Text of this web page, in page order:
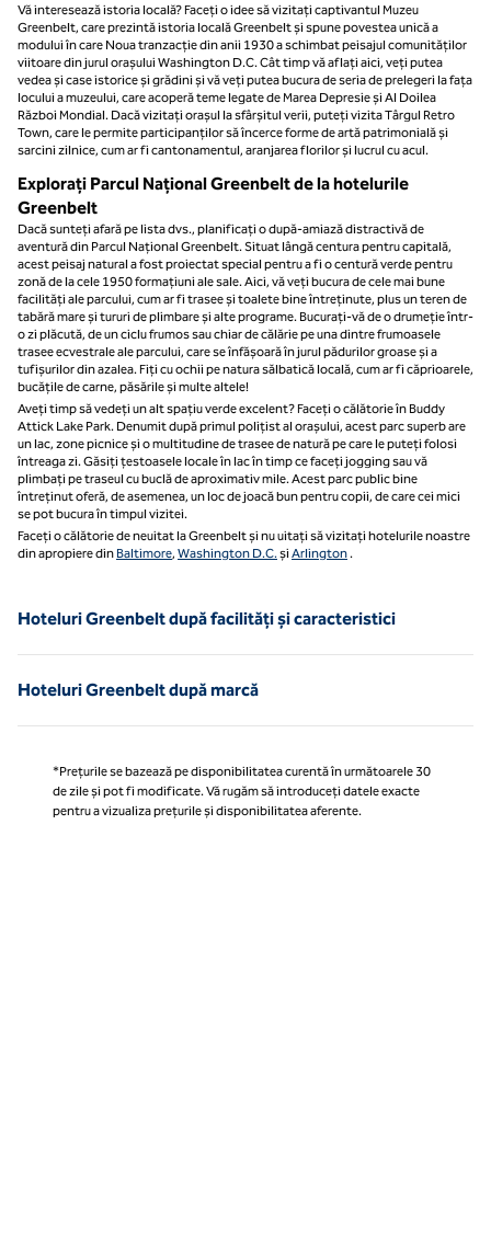
Vă interesează istoria locală? Faceți o idee să vizitați captivantul Muzeu
Greenbelt, care prezintă istoria locală Greenbelt și spune povestea unică a
modului în care Noua tranzacție din anii 1930 a schimbat peisajul comunităților
viitoare din jurul orașului Washington D.C. Cât timp vă aflați aici, veți putea
vedea și case istorice și grădini și vă veți putea bucura de seria de prelegeri la fața
locului a muzeului, care acoperă teme legate de Marea Depresie și Al Doilea
Război Mondial. Dacă vizitați orașul la sfârșitul verii, puteți vizita Târgul Retro
Town, care le permite participanților să încerce forme de artă patrimonială și
sarcini zilnice, cum ar fi cantonamentul, aranjarea florilor și lucrul cu acul.
Explorați Parcul Național Greenbelt de la hotelurile
Greenbelt
Dacă sunteți afară pe lista dvs., planificați o după-amiază distractivă de
aventură din Parcul Național Greenbelt. Situat lângă centura pentru capitală,
acest peisaj natural a fost proiectat special pentru a fi o centură verde pentru
zonă de la cele 1950 formațiuni ale sale. Aici, vă veți bucura de cele mai bune
facilități ale parcului, cum ar fi trasee și toalete bine întreținute, plus un teren de
tabără mare și tururi de plimbare și alte programe. Bucurați-vă de o drumeție într-
o zi plăcută, de un ciclu frumos sau chiar de călărie pe una dintre frumoasele
trasee ecvestrale ale parcului, care se înfășoară în jurul pădurilor groase și a
tufișurilor din azalea. Fiți cu ochii pe natura sălbatică locală, cum ar fi căprioarele,
bucățile de carne, păsările și multe altele!
Aveți timp să vedeți un alt spațiu verde excelent? Faceți o călătorie în Buddy
Attick Lake Park. Denumit după primul polițist al orașului, acest parc superb are
un lac, zone picnice și o multitudine de trasee de natură pe care le puteți folosi
întreaga zi. Găsiți țestoasele locale în lac în timp ce faceți jogging sau vă
plimbați pe traseul cu buclă de aproximativ mile. Acest parc public bine
întreținut oferă, de asemenea, un loc de joacă bun pentru copii, de care cei mici
se pot bucura în timpul vizitei.
Faceți o călătorie de neuitat la Greenbelt și nu uitați să vizitați hotelurile noastre
din apropiere din Baltimore, Washington D.C. șiArlington .
Hoteluri Greenbelt după facilități și caracteristici
Hoteluri Greenbelt după marcă
*Prețurile se bazează pe disponibilitatea curentă în următoarele 30
de zile și pot fi modificate. Vă rugăm să introduceți datele exacte
pentru a vizualiza prețurile și disponibilitatea aferente.